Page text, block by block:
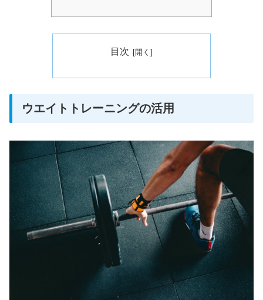
目次
ウエイトトレーニングの活用